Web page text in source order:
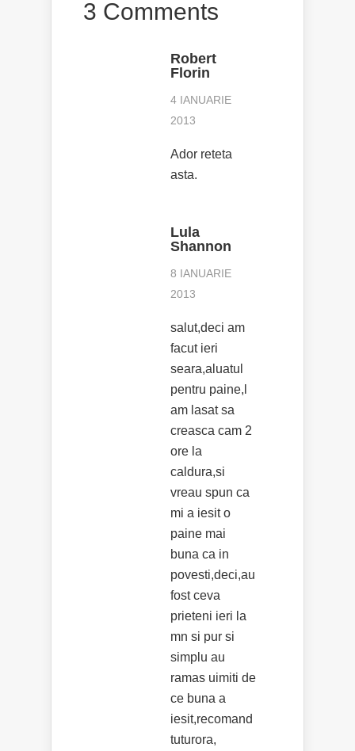
3 Comments
Robert
Florin
4 IANUARIE
2013
Ador reteta
asta.
Lula
Shannon
8 IANUARIE
2013
salut,deci am
facut ieri
seara,aluatul
pentru paine,l
am lasat sa
creasca cam 2
ore la
caldura,si
vreau spun ca
mi a iesit o
paine mai
buna ca in
povesti,deci,au
fost ceva
prieteni ieri la
mn si pur si
simplu au
ramas uimiti de
ce buna a
iesit,recomand
tuturora,